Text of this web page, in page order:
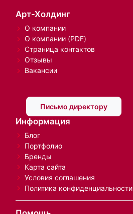
Арт-Холдинг
О компании
О компании (PDF)
Страница контактов
Отзывы
Вакансии
Письмо директору
Информация
Блог
Портфолио
Бренды
Карта сайта
Условия соглашения
Политика конфиденциальности